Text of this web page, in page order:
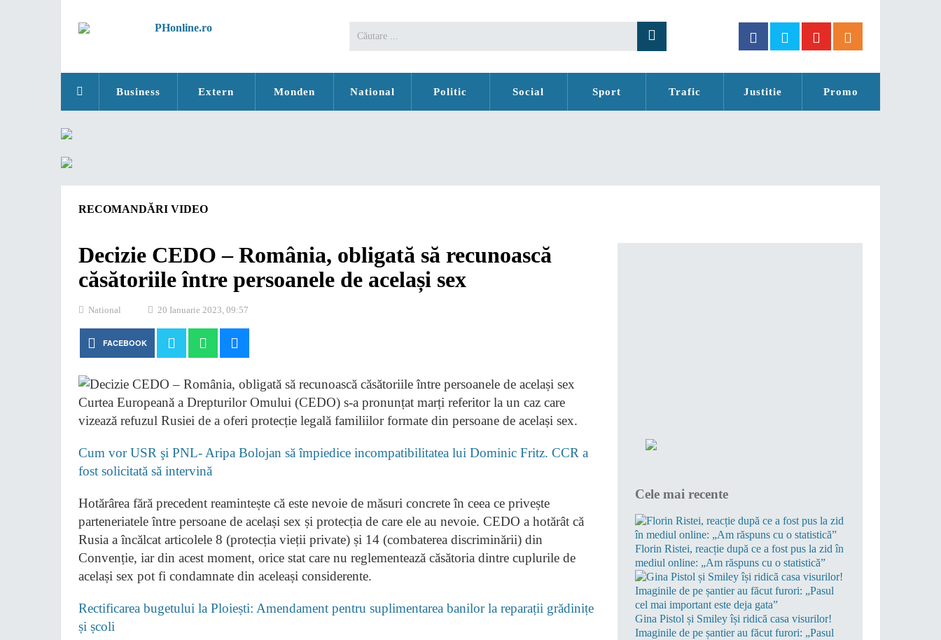
Business Extern Monden National Politic Social Sport Trafic Justitie Promo
RECOMANDĂRI VIDEO
Decizie CEDO – România, obligată să recunoască
căsătoriile între persoanele de același sex
National 20 Ianuarie 2023, 09:57
FACEBOOK
Curtea Europeană a Drepturilor Omului (CEDO) s-a pronunțat marți referitor la un caz care
vizează refuzul Rusiei de a oferi protecție legală familiilor formate din persoane de același sex.
Cum vor USR şi PNL- Aripa Bolojan să împiedice incompatibilitatea lui Dominic Fritz. CCR a
fost solicitată să intervină
Hotărârea fără precedent reamintește că este nevoie de măsuri concrete în ceea ce privește
parteneriatele între persoane de același sex și protecția de care ele au nevoie. CEDO a hotărât că
Rusia a încălcat articolele 8 (protecția vieții private) și 14 (combaterea discriminării) din
Convenție, iar din acest moment, orice stat care nu reglementează căsătoria dintre cuplurile de
același sex pot fi condamnate din aceleași considerente.
Rectificarea bugetului la Ploiești: Amendament pentru suplimentarea banilor la reparații grădinițe
și școli
Cele mai recente
Florin Ristei, reacție după ce a fost pus la zid în
mediul online: „Am răspuns cu o statistică”
Gina Pistol și Smiley își ridică casa visurilor!
Imaginile de pe șantier au făcut furori: „Pasul